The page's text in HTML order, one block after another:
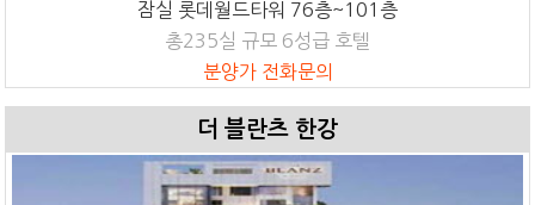
잠실 롯데월드타워 76층~101층
총235실 규모 6성급 호텔
분양가 전화문의
더 블란츠 한강